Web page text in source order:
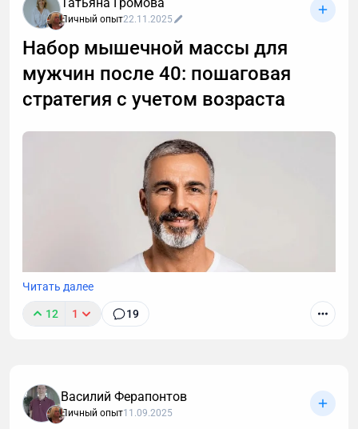
Личный опыт22.11.2025
Набор мышечной массы для
мужчин после 40: пошаговая
стратегия с учетом возраста
Читать далее
12 1 19
Василий Ферапонтов
Личный опыт11.09.2025